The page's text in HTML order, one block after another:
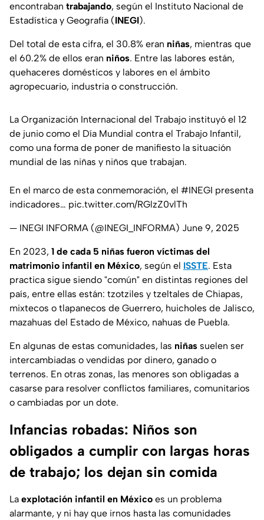
encontraban trabajando, según el Instituto Nacional de
Estadística y Geografía (INEGI).
Del total de esta cifra, el 30.8% eran niñas, mientras que
el 60.2% de ellos eran niños. Entre las labores están,
quehaceres domésticos y labores en el ámbito
agropecuario, industria o construcción.
La Organización Internacional del Trabajo instituyó el 12
de junio como el Día Mundial contra el Trabajo Infantil,
como una forma de poner de manifiesto la situación
mundial de las niñas y niños que trabajan.
En el marco de esta conmemoración, el #INEGI presenta
indicadores… pic.twitter.com/RGlzZ0vlTh
— INEGI INFORMA (@INEGI_INFORMA) June 9, 2025
En 2023, 1 de cada 5 niñas fueron víctimas del
matrimonio infantil en México, según el ISSTE. Esta
practica sigue siendo "común" en distintas regiones del
país, entre ellas están: tzotziles y tzeltales de Chiapas,
mixtecos o tlapanecos de Guerrero, huicholes de Jalisco,
mazahuas del Estado de México, nahuas de Puebla.
En algunas de estas comunidades, las niñas suelen ser
intercambiadas o vendidas por dinero, ganado o
terrenos. En otras zonas, las menores son obligadas a
casarse para resolver conflictos familiares, comunitarios
o cambiadas por un dote.
Infancias robadas: Niños son
obligados a cumplir con largas horas
de trabajo; los dejan sin comida
La explotación infantil en México es un problema
alarmante, y ni hay que irnos hasta las comunidades